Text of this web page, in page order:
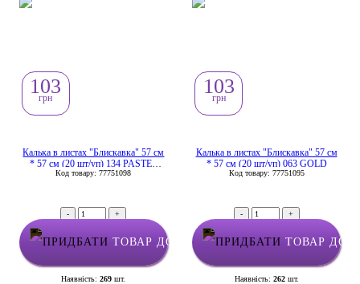
Калька в листах "Блискавка" 57 см
* 57 см (20 шт/уп) 134 PASTEL
GREEN
Код товару: 77751098
103
грн
- +
ТОВАР ДОДАНО У КОШИК
Наявність:269 шт.
Калька в листах "Блискавка" 57 см
* 57 см (20 шт/уп) 063 GOLD
Код товару: 77751095
103
грн
- +
ТОВАР
Наявність: 262шт.